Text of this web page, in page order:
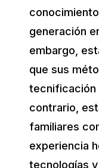
generación
embargo,
que sus
tecnificación
contrario,
familiares
experiencia
tecnologías